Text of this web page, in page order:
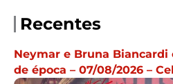
Recentes
Neymar e Bruna Biancardi
de época – 07/08/2026 –